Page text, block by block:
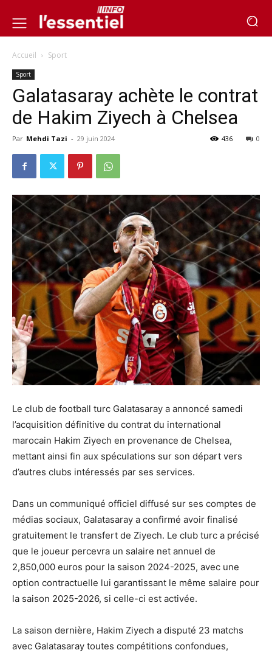
Accueil Sport
Sport
Galatasaray achète le contrat
de Hakim Ziyech à Chelsea
Par Mehdi Tazi - 29 juin 2024 0
436
Le club de football turc Galatasaray a annoncé samedi
l’acquisition définitive du contrat du international
marocain Hakim Ziyech en provenance de Chelsea,
mettant ainsi fin aux spéculations sur son départ vers
d’autres clubs intéressés par ses services.
Dans un communiqué officiel diffusé sur ses comptes de
médias sociaux, Galatasaray a confirmé avoir finalisé
gratuitement le transfert de Ziyech. Le club turc a précisé
que le joueur percevra un salaire net annuel de
2,850,000 euros pour la saison 2024-2025, avec une
option contractuelle lui garantissant le même salaire pour
la saison 2025-2026, si celle-ci est activée.
La saison dernière, Hakim Ziyech a disputé 23 matchs
avec Galatasaray toutes compétitions confondues,